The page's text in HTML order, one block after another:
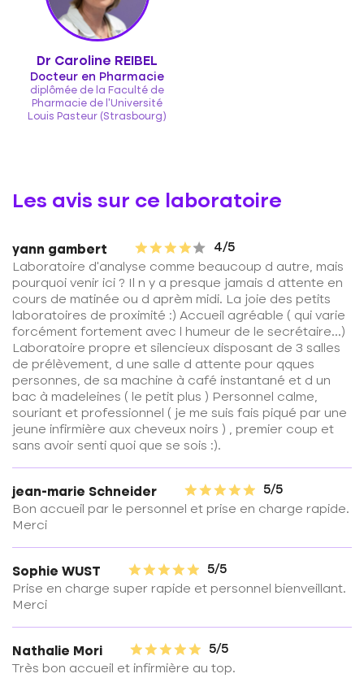
Dr Caroline REIBEL
Docteur en Pharmacie
diplômée de la Faculté de
Pharmacie de l'Université
Louis Pasteur (Strasbourg)
Les avis sur ce laboratoire
yann gambert
4/5
Laboratoire d'analyse comme beaucoup d autre, mais
pourquoi venir ici ? Il n y a presque jamais d attente en
cours de matinée ou d aprèm midi. La joie des petits
laboratoires de proximité :) Accueil agréable ( qui varie
forcément fortement avec l humeur de le secrétaire...)
Laboratoire propre et silencieux disposant de 3 salles
de prélèvement, d une salle d attente pour qques
personnes, de sa machine à café instantané et d un
bac à madeleines ( le petit plus ) Personnel calme,
souriant et professionnel ( je me suis fais piqué par une
jeune infirmière aux cheveux noirs ) , premier coup et
sans avoir senti quoi que se sois :).
jean-marie Schneider
5/5
Bon accueil par le personnel et prise en charge rapide.
Merci
Sophie WUST
5/5
Prise en charge super rapide et personnel bienveillant.
Merci
Nathalie Mori
5/5
Très bon accueil et infirmière au top.